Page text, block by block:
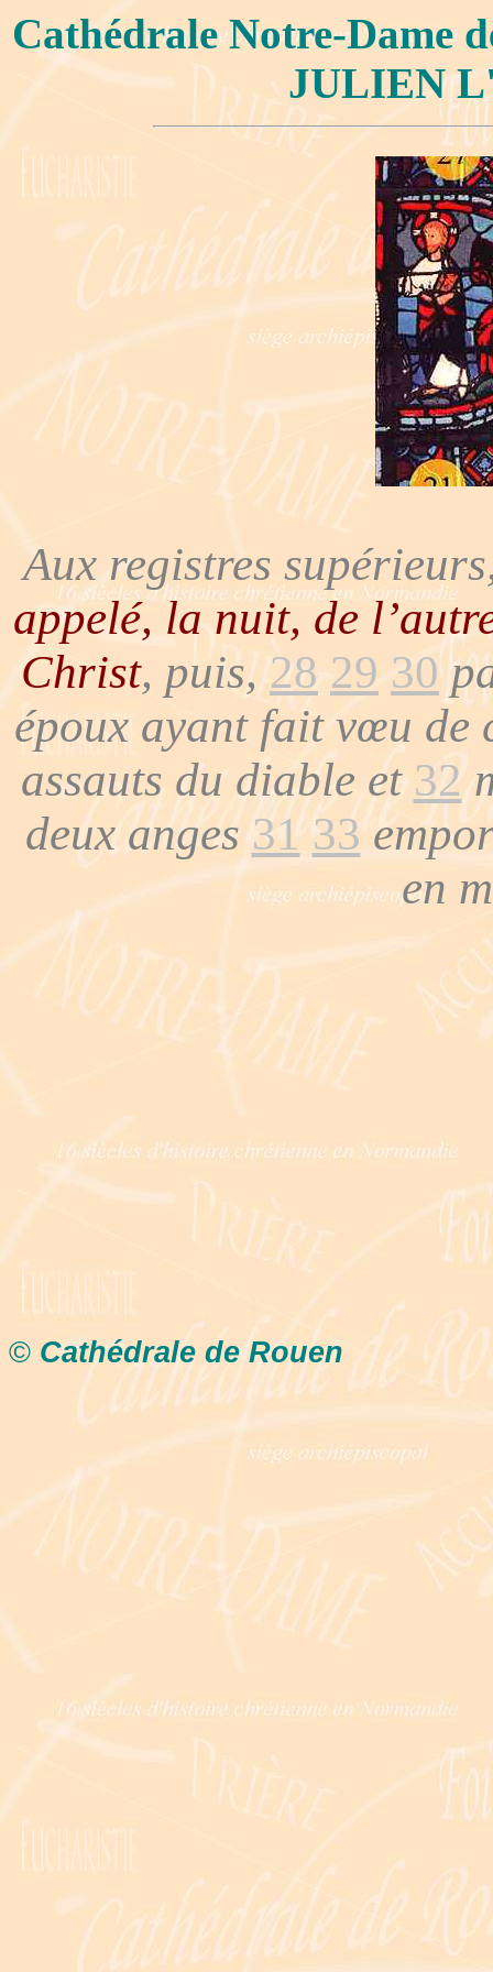
Cathédrale Notre-Dame
JULIEN
Aux registres
appelé, la nuit, de
Christ, puis, 28 29 30
époux ayant fait vœu de
assauts du diable et 32
deux anges31 33
en
© Cathédrale de Rouen